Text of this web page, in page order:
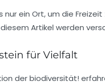
nur ein Ort, um die
Artikel werden
für Vielfalt